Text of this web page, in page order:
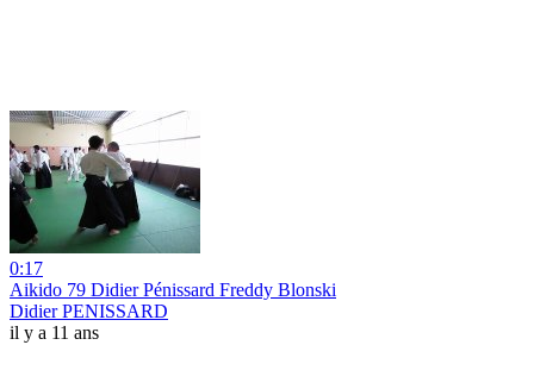
0:17
Aikido 79 Didier Pénissard Freddy Blonski
Didier PENISSARD
il y a 11 ans